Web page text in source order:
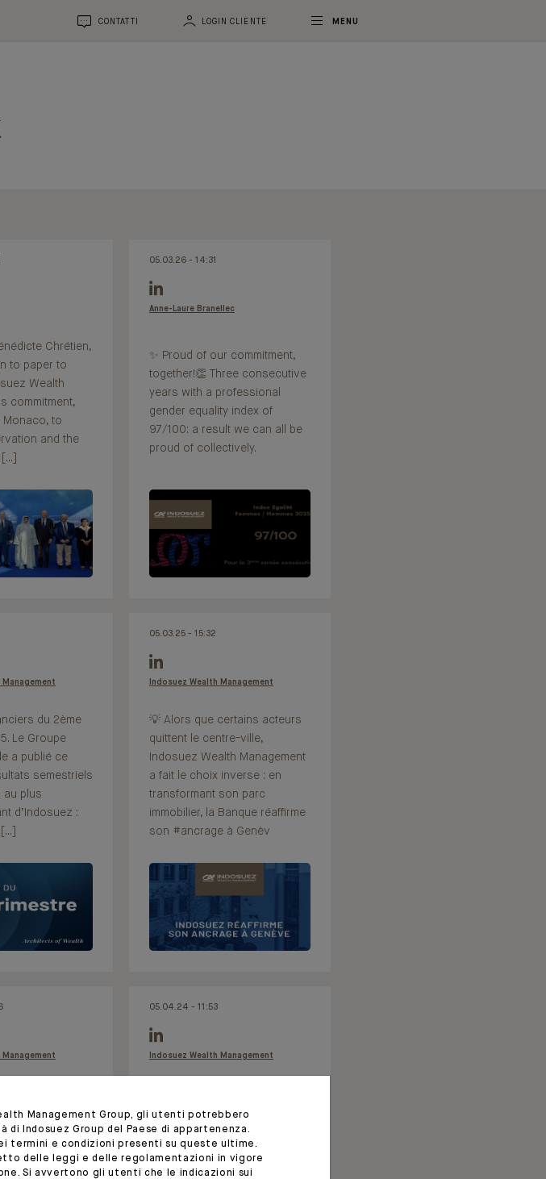
CONTATTI LOGIN CLIENTE MENU
Chrétien,
to paper to
Wealth
commitment,
Monaco, to
and the
05.03.26 - 14:31
Anne-Laure Branellec
✨ Proud of our commitment,
together!👏 Three consecutive
years with a professional
gender equality index of
97/100: a result we can all be
proud of collectively.
Management
du 2ème
Le Groupe
a publié ce
semestriels
au plus
d’Indosuez :
05.03.25 - 15:32
Indosuez Wealth Management
💡 Alors que certains acteurs
quittent le centre-ville,
Indosuez Wealth Management
a fait le choix inverse : en
transformant son parc
immobilier, la Banque réaffirme
son #ancrage à Genèv
Management
Banking
retour avec un
dédié à la
en lien
05.04.24 - 11:53
Indosuez Wealth Management
[#Interview] Isabelle Jacob
Nebout, Head of Wealth
Management in Switzerland,
speaks with Finanz und
Management Group, gli utenti potrebbero
Indosuez Group del Paese di appartenenza.
termini e condizioni presenti su queste ultime.
delle leggi e delle regolamentazioni in vigore
Si avvertono gli utenti che le indicazioni sui